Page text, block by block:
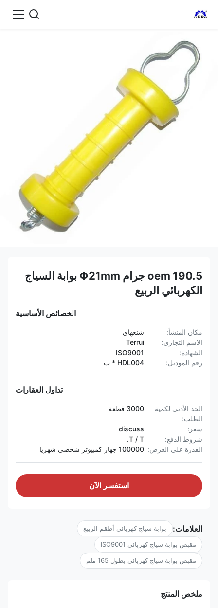
oem 190.5 جرام Φ21mm بوابة السياج
الكهربائي الربيع
الخصائص الأساسية
مكان المنشأ:
شنغهاي
الاسم التجاري:
Terrui
الشهادة:
ISO9001
رقم الموديل:
HDL004 * ب
تداول العقارات
الحد الأدنى لكمية
الطلب:
3000 قطعة
سعر:
discuss
شروط الدفع:
T / T.
القدرة على العرض: 100000 جهاز كمبيوتر شخصى شهريا
استفسر الآن
العلامات: بوابة سياج كهربائي أطقم الربيع
مقبض بوابة سياج كهربائي ISO9001
مقبض بوابة سياج كهربائي بطول 165 ملم
ملخص المنتج